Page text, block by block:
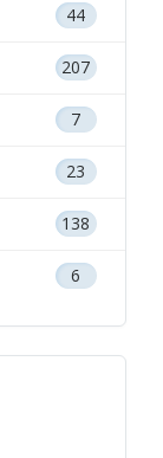
44
207
7
23
138
6